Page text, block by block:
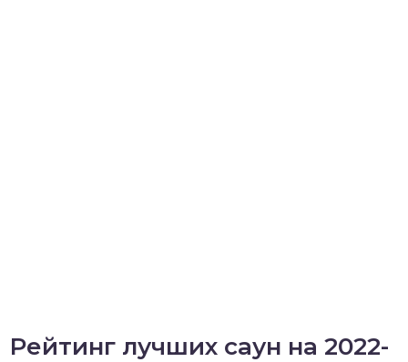
Рейтинг лучших саун на 2022-